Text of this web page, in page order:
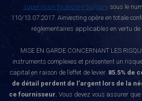
supervision financière bulgaresous le
110/13.07.2017. Ainvesting opère en totale
réglementaires applicables en vertu de
MISE EN GARDE CONCERNANT LES
instruments complexes et présentent un
capital en raison de l’effet de levier. 85.5% de
de détail perdent de l’argent lors de la
ce fournisseur. Vous devez vous assurer